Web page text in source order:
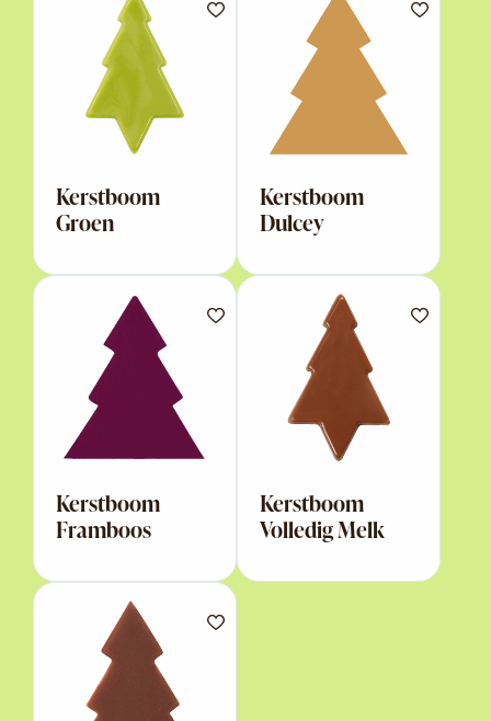
Kerstboom
Groen
Kerstboom
Dulcey
Kerstboom
Framboos
Kerstboom
Volledig Melk